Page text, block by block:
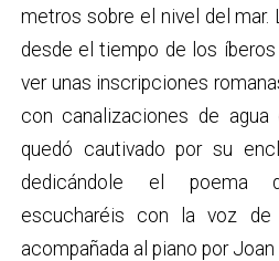
metros sobre el nivel del mar.
desde el tiempo de los
ver unas inscripciones
con canalizaciones de
quedó cautivado por su
dedicándole el poema
escucharéis con la voz de
acompañada al piano por